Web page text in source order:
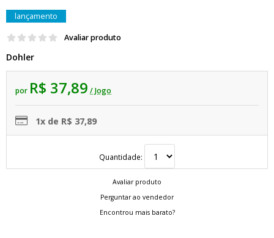
lançamento
Avaliar produto
Dohler
por R$ 37,89 / Jogo
1x de R$ 37,89
Quantidade:
Avaliar produto
Perguntar ao vendedor
Encontrou mais barato?